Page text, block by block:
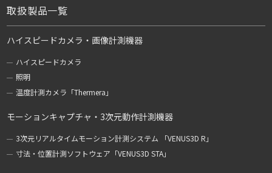
取扱製品一覧
ハイスピードカメラ・画像計測機器
ハイスピードカメラ
照明
温度計測カメラ「Thermera」
モーションキャプチャ・3次元動作計測機器
3次元リアルタイムモーション計測システム 「VENUS3D R」
寸法・位置計測ソフトウェア「VENUS3D STA」